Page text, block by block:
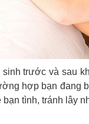
trước và sau
hợp bạn
tình, tránh lây